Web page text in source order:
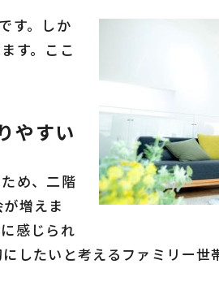
す。しか
す。ここ
やすい
め、二階
増えま
感じられ
したいと考えるファミリー世